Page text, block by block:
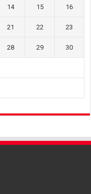
14 15 16
21 22 23
28 29 30